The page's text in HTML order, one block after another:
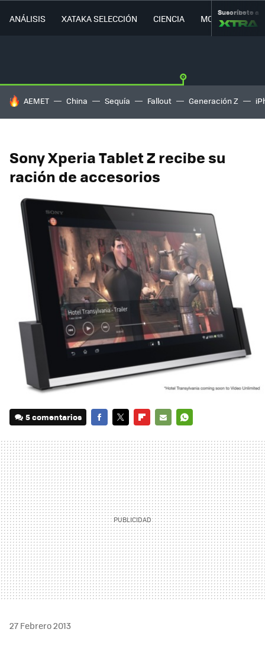
ANÁLISIS XATAKA SELECCIÓN CIENCIA MOVILIDAD
Suscríbete a
HOY SE HABLA DE
AEMET China Sequía Fallout Generación Z
Sony Xperia Tablet Z recibe su
ración de accesorios
5 comentarios
MAIL
27 Febrero 2013